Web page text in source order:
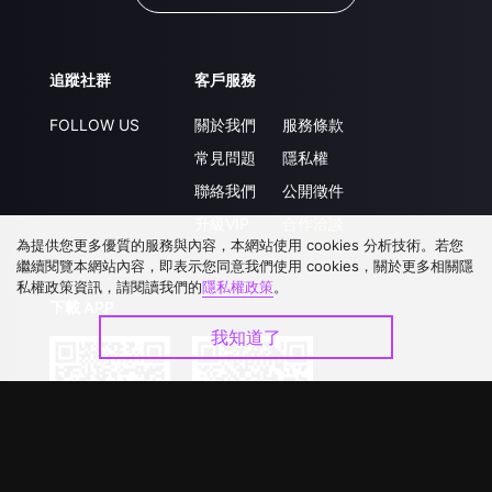
追蹤社群
FOLLOW US
客戶服務
關於我們
常見問題
聯絡我們
服務條款
隱私權
公開徵件
為提供您更多優質的服務與內容，本網站使用 cookies 分析技術。若您
繼續閱覽本網站內容，即表示您同意我們使用 cookies，關於更多相關隱
私權政策資訊，請閱讀我們的隱私權政策。
我知道了